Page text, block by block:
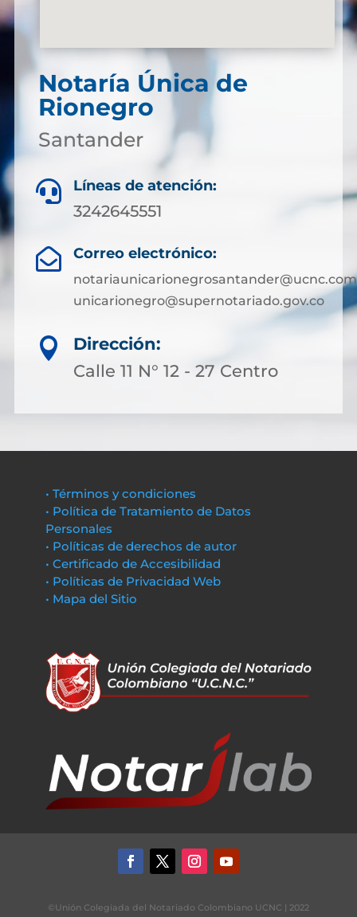
Notaría Única de
Rionegro
Santander
 Líneas de atención:
3242645551
 Correo electrónico:
unicarionegro@supernotariado.gov.co

Dirección:
Calle 11 N° 12 - 27 Centro
• Términos y condiciones
• Política de Tratamiento de Datos
Personales
• Políticas de derechos de autor
• Certificado de Accesibilidad
• Políticas de Privacidad Web
• Mapa del Sitio
©Unión Colegiada del Notariado Colombiano UCNC | 2022